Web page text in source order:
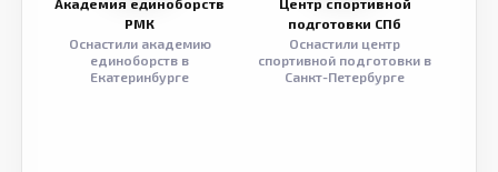
Академия единоборств
РМК
Оснастили академию
единоборств в
Екатеринбурге
Центр спортивной
подготовки СПб
Оснастили центр
спортивной подготовки в
Санкт-Петербурге